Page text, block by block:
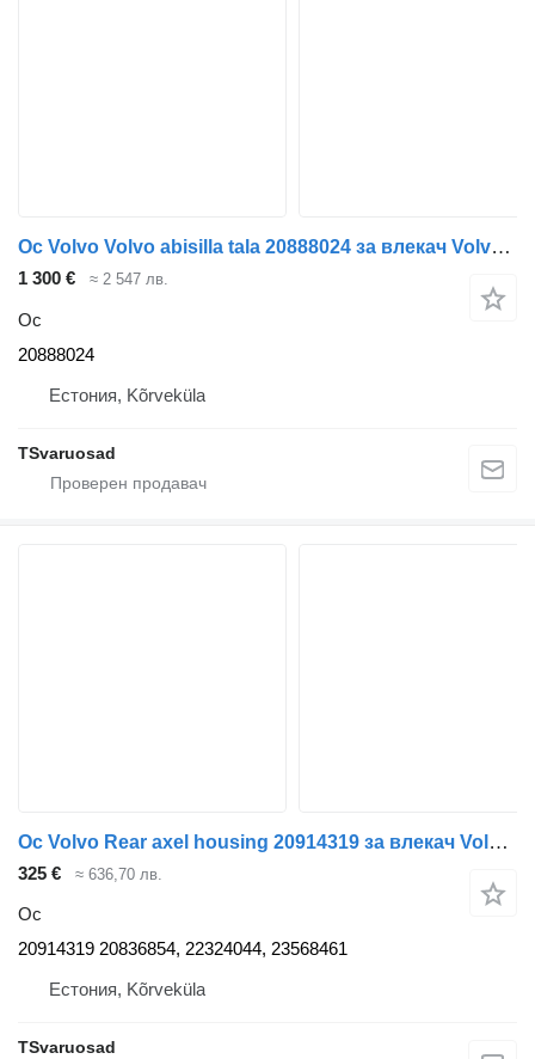
Ос Volvo Volvo abisilla tala 20888024 за влекач Volvo FH13
1 300 € ≈ 2 547 лв.
Ос
20888024
Естония, Kõrveküla
TSvaruosad
Ос Volvo Rear axel housing 20914319 за влекач Volvo FM9
325 € ≈ 636,70 лв.
Ос
20914319 20836854, 22324044, 23568461
Естония, Kõrveküla
TSvaruosad